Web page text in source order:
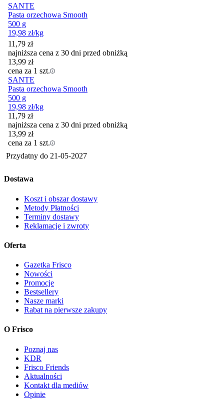
SANTE
Pasta orzechowa Smooth
500 g
19,98 zł/kg
11,79 zł
najniższa cena z 30 dni przed obniżką
13,99 zł
cena za 1 szt.
SANTE
Pasta orzechowa Smooth
500 g
19,98 zł/kg
11,79 zł
najniższa cena z 30 dni przed obniżką
13,99 zł
cena za 1 szt.
Przydatny do 21-05-2027
Dostawa
Koszt i obszar dostawy
Metody Płatności
Terminy dostawy
Reklamacje i zwroty
Oferta
Gazetka Frisco
Nowości
Promocje
Bestsellery
Nasze marki
Rabat na pierwsze zakupy
O Frisco
Poznaj nas
KDR
Frisco Friends
Aktualności
Kontakt dla mediów
Opinie